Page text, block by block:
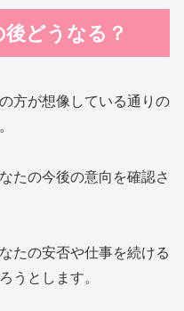
どうなる？
方が想像している通りの
たの今後の意向を確認さ
たの安否や仕事を続ける
うとします。